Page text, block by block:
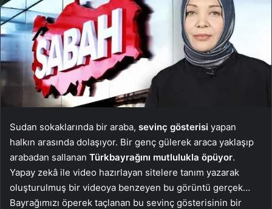
Sudan sokaklarında bir araba, sevinç gösterisi yapan
halkın arasında dolaşıyor. Bir genç gülerek araca yaklaşıp
arabadan sallanan Türkbayrağını mutlulukla öpüyor.
Yapay zekâ ile video hazırlayan sitelere tanım yazarak
oluşturulmuş bir videoya benzeyen bu görüntü gerçek…
Bayrağımızı öperek taçlanan bu sevinç gösterisinin bir